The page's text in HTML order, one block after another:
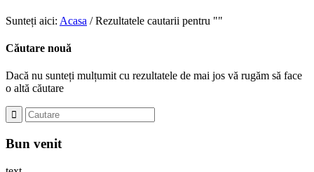
Sunteți aici: Acasa / Rezultatele cautarii pentru ""
Căutare nouă
Dacă nu sunteți mulțumit cu rezultatele de mai jos vă rugăm să face
o altă căutare
Bun venit